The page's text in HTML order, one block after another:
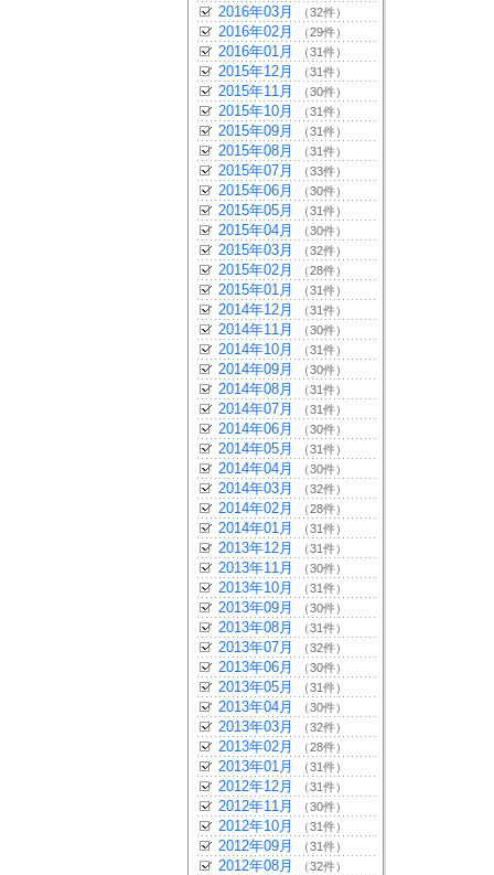
2016年03月 （32件）
2016年02月 （29件）
2016年01月 （31件）
2015年12月 （31件）
2015年11月 （30件）
2015年10月 （31件）
2015年09月 （31件）
2015年08月 （31件）
2015年07月 （33件）
2015年06月 （30件）
2015年05月 （31件）
2015年04月 （30件）
2015年03月 （32件）
2015年02月 （28件）
2015年01月 （31件）
2014年12月 （31件）
2014年11月 （30件）
2014年10月 （31件）
2014年09月 （30件）
2014年08月 （31件）
2014年07月 （31件）
2014年06月 （30件）
2014年05月 （31件）
2014年04月 （30件）
2014年03月 （32件）
2014年02月 （28件）
2014年01月 （31件）
2013年12月 （31件）
2013年11月 （30件）
2013年10月 （31件）
2013年09月 （30件）
2013年08月 （31件）
2013年07月 （32件）
2013年06月 （30件）
2013年05月 （31件）
2013年04月 （30件）
2013年03月 （32件）
2013年02月 （28件）
2013年01月 （31件）
2012年12月 （31件）
2012年11月 （30件）
2012年10月 （31件）
2012年09月 （31件）
2012年08月 （32件）